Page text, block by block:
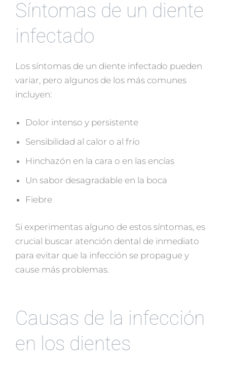
Síntomas de un diente
infectado
Los síntomas de un diente infectado pueden
variar, pero algunos de los más comunes
incluyen:
Dolor intenso y persistente
Sensibilidad al calor o al frío
Hinchazón en la cara o en las encías
Un sabor desagradable en la boca
Fiebre
Si experimentas alguno de estos síntomas, es
crucial buscar atención dental de inmediato
para evitar que la infección se propague y
cause más problemas.
Causas de la infección
en los dientes